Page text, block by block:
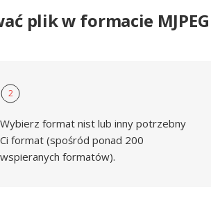
plik w formacie
2
Wybierz format nist lub inny potrzebny
Ci format (spośród ponad 200
wspieranych formatów).